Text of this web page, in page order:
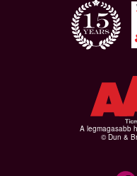
A legmagasabb
© Dun &